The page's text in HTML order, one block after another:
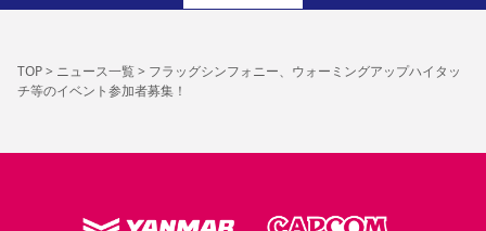
TOP> ニュース一覧> フラッグシンフォニー、ウォーミングアップハイタッ
チ等のイベント参加者募集！